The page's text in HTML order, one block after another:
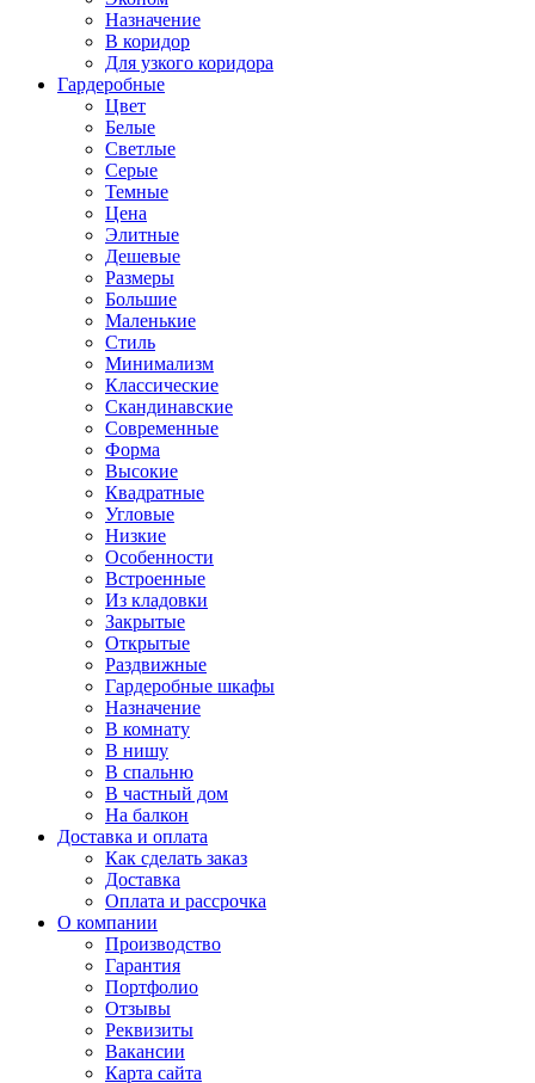
Назначение
В коридор
Для узкого коридора
Гардеробные
Цвет
Белые
Светлые
Серые
Темные
Цена
Элитные
Дешевые
Размеры
Большие
Маленькие
Стиль
Минимализм
Классические
Скандинавские
Современные
Форма
Высокие
Квадратные
Угловые
Низкие
Особенности
Встроенные
Из кладовки
Закрытые
Открытые
Раздвижные
Гардеробные шкафы
Назначение
В комнату
В нишу
В спальню
В частный дом
На балкон
Доставка и оплата
Как сделать заказ
Доставка
Оплата и рассрочка
О компании
Производство
Гарантия
Портфолио
Отзывы
Реквизиты
Вакансии
Карта сайта